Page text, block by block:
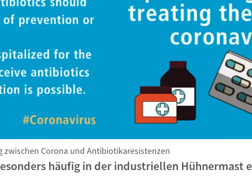
Corona und Antibiotikaresistenzen
häufig in der industriellen Hühnermast